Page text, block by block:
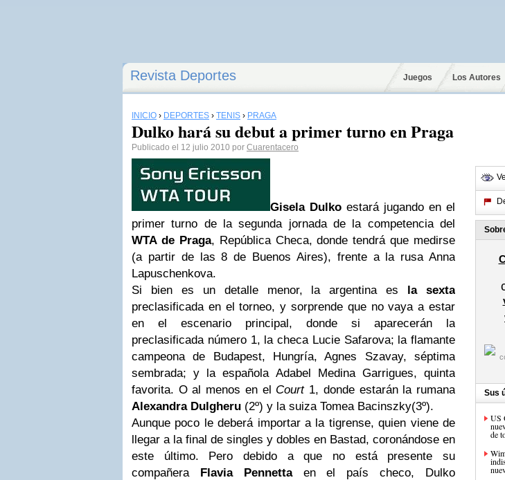
Revista Deportes Juegos Los Autores
INICIO › DEPORTES › TENIS › PRAGA
Dulko hará su debut a primer turno en Praga
Publicado el 12 julio 2010 por Cuarentacero
Gisela Dulko estará jugando en el
primer turno de la segunda jornada de la competencia del
WTA de Praga, República Checa, donde tendrá que medirse
(a partir de las 8 de Buenos Aires), frente a la rusa Anna
Lapuschenkova.
Si bien es un detalle menor, la argentina es la sexta
preclasificada en el torneo, y sorprende que no vaya a estar
en el escenario principal, donde si aparecerán la
preclasificada número 1, la checa Lucie Safarova; la flamante
campeona de Budapest, Hungría, Agnes Szavay, séptima
sembrada; y la española Adabel Medina Garrigues, quinta
favorita. O al menos en el Court1, donde estarán la rumana
Alexandra Dulgheru (2º) y la suiza Tomea Bacinszky(3º).
Aunque poco le deberá importar a la tigrense, quien viene de
llegar a la final de singles y dobles en Bastad, coronándose en
este último. Pero debido a que no está presente su
compañera Flavia Pennettaen el país checo, Dulko
Sus
US
de